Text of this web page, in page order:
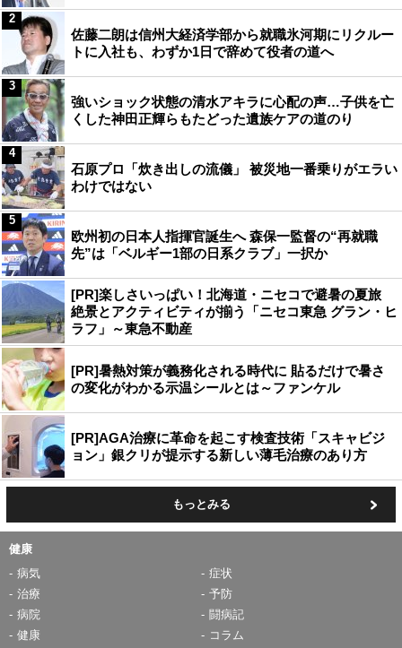
佐藤二朗は信州大経済学部から就職氷河期にリクルー
トに入社も、わずか1日で辞めて役者の道へ
2
強いショック状態の清水アキラに心配の声…子供を亡
くした神田正輝らもたどった遺族ケアの道のり
3
石原プロ「炊き出しの流儀」 被災地一番乗りがエラい
わけではない
4
欧州初の日本人指揮官誕生へ 森保一監督の“再就職
先”は「ベルギー1部の日系クラブ」一択か
5
[PR]楽しさいっぱい！北海道・ニセコで避暑の夏旅
絶景とアクティビティが揃う「ニセコ東急 グラン・ヒ
ラフ」～東急不動産
[PR]暑熱対策が義務化される時代に 貼るだけで暑さ
の変化がわかる示温シールとは～ファンケル
[PR]AGA治療に革命を起こす検査技術「スキャビジ
ョン」銀クリが提示する新しい薄毛治療のあり方
もっとみる
健康
病気
症状
治療
予防
病院
闘病記
健康
コラム